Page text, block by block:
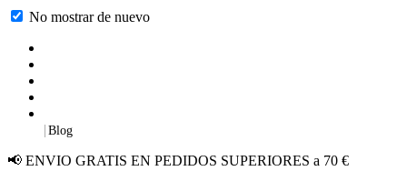
No mostrar de nuevo
|Blog
📢 ENVIO GRATIS EN PEDIDOS SUPERIORES a 70 €